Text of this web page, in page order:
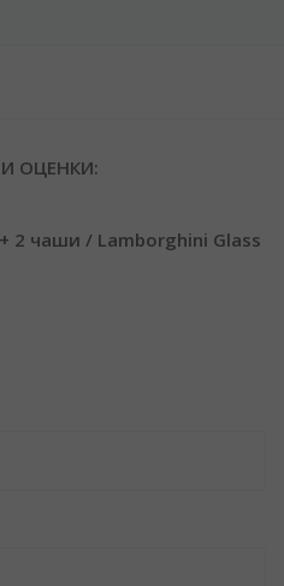
ОЦЕНКИ:
2 чаши / Lamborghini Glass